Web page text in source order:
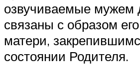
озвучиваемые мужем
связаны с образом
матери,
состоянии Родителя.